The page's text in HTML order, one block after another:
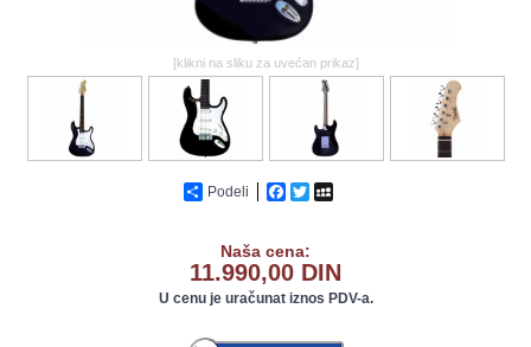
[klikni na sliku za uvećan prikaz]
Podeli Facebook
Twitter
Naša cena:
11.990,00 DIN
U cenu je uračunat iznos PDV-a.